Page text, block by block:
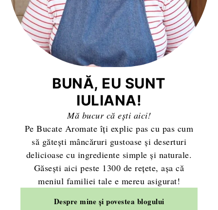
BUNĂ, EU SUNT
IULIANA!
Mă bucur că ești aici!
Pe Bucate Aromate îți explic pas cu pas cum
să gătești mâncăruri gustoase și deserturi
delicioase cu ingrediente simple și naturale.
Găsești aici peste 1300 de rețete, așa că
meniul familiei tale e mereu asigurat!
Despre mine și povestea blogului